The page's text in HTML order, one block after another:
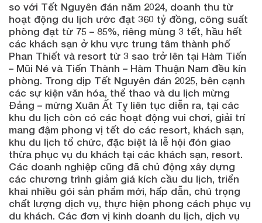
so với Tết Nguyên đán năm 2024, doanh thu từ
hoạt động du lịch ước đạt 360 tỷ đồng, công suất
phòng đạt từ 75 – 85%, riêng mùng 3 tết, hầu hết
các khách sạn ở khu vực trung tâm thành phố
Phan Thiết và resort từ 3 sao trở lên tại Hàm Tiến
– Mũi Né và Tiến Thành – Hàm Thuận Nam đều kín
phòng. Trong dịp Tết Nguyên đán 2025, bên cạnh
các sự kiện văn hóa, thể thao và du lịch mừng
Đảng – mừng Xuân Ất Tỵ liên tục diễn ra, tại các
khu du lịch còn có các hoạt động vui chơi, giải trí
mang đậm phong vị tết do các resort, khách sạn,
khu du lịch tổ chức, đặc biệt là lễ hội đón giao
thừa phục vụ du khách tại các khách sạn, resort.
Các doanh nghiệp cũng đã chủ động xây dựng
các chương trình giảm giá kích cầu du lịch, triển
khai nhiều gói sản phẩm mới, hấp dẫn, chú trọng
chất lượng dịch vụ, thực hiện phong cách phục vụ
du khách. Các đơn vị kinh doanh du lịch, dịch vụ